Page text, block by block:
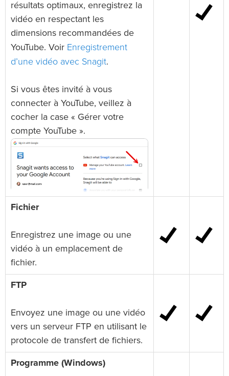
résultats optimaux, enregistrez la
vidéo en respectant les
dimensions recommandées de
YouTube. Voir Enregistrement
d’une vidéo avec Snagit.
Si vous êtes invité à vous
connecter à YouTube, veillez à
cocher la case « Gérer votre
compte YouTube ».
Fichier
Enregistrez une image ou une
vidéo à un emplacement de
fichier.
FTP
Envoyez une image ou une vidéo
vers un serveur FTP en utilisant le
protocole de transfert de fichiers.
Programme (Windows)